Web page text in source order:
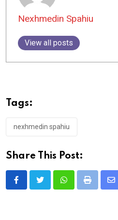
Nexhmedin Spahiu
View all posts
Tags:
nexhmedin spahiu
Share This Post:
WhatsappPrint